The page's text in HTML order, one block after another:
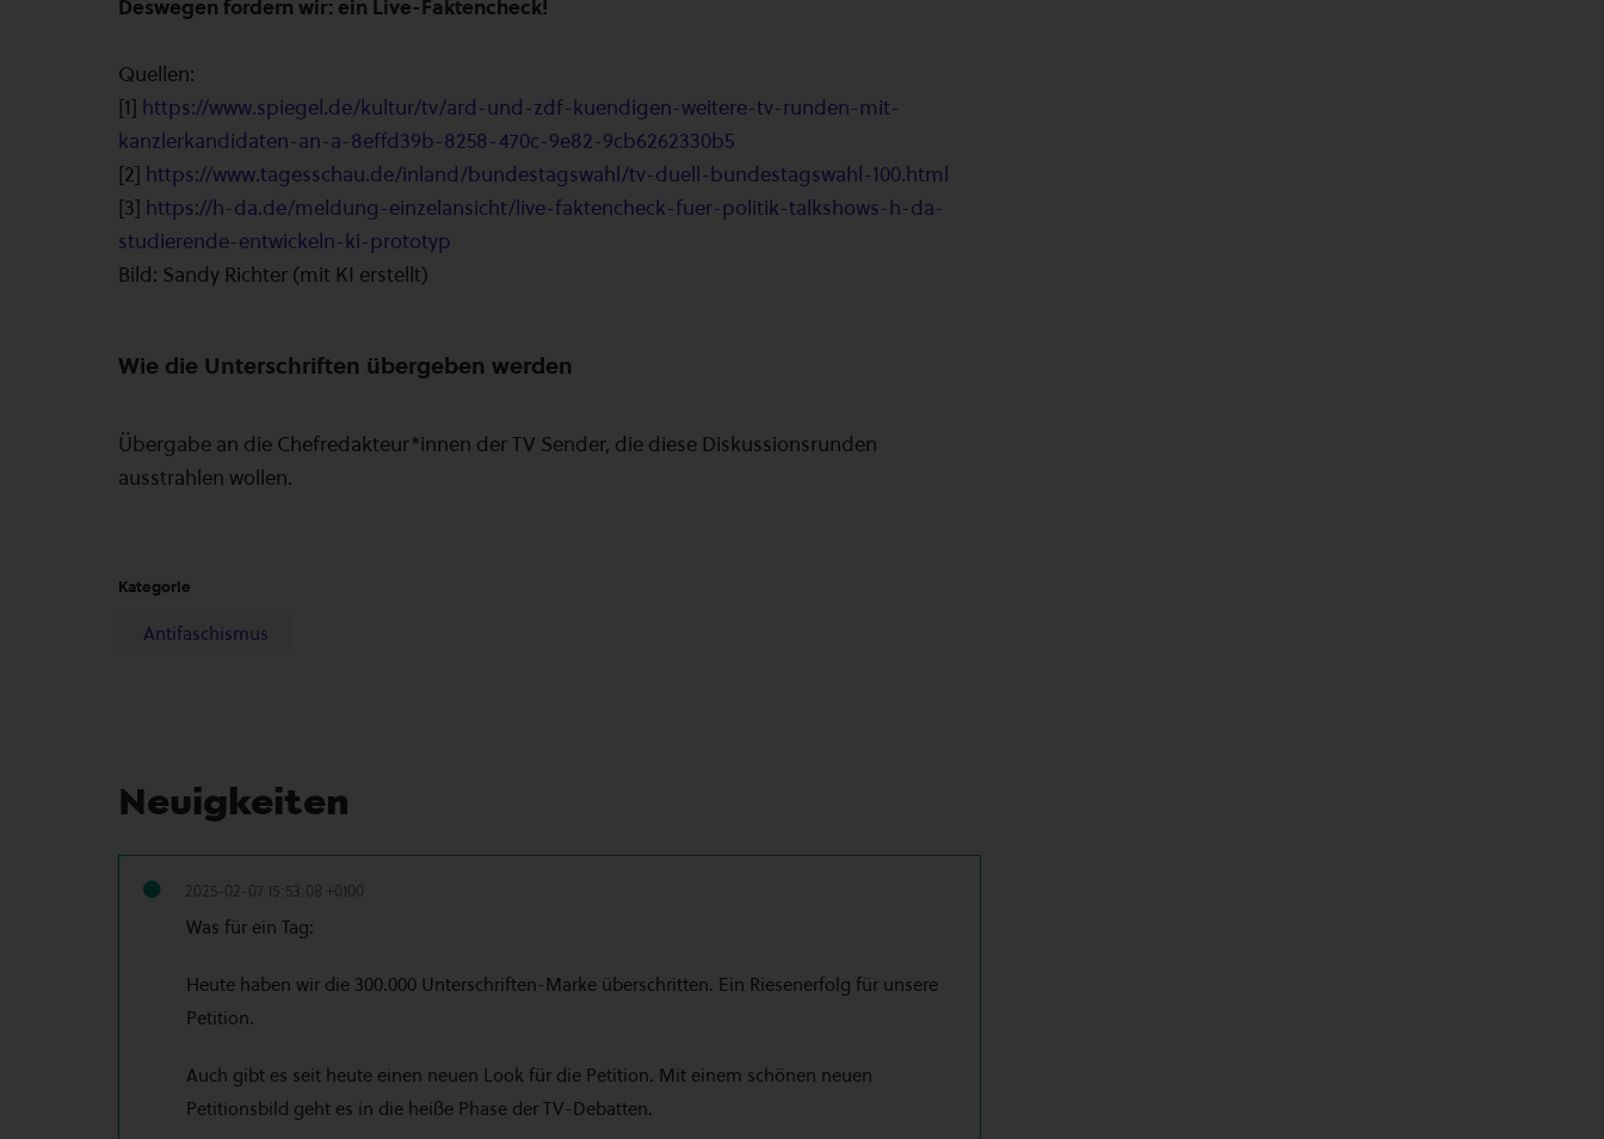
Deswegen fordern wir: ein Live-Faktencheck!
Quellen:
[1] https://www.spiegel.de/kultur/tv/ard-und-zdf-kuendigen-weitere-tv-runden-mit-
kanzlerkandidaten-an-a-8effd39b-8258-470c-9e82-9cb6262330b5
[2] https://www.tagesschau.de/inland/bundestagswahl/tv-duell-bundestagswahl-100.html
[3] https://h-da.de/meldung-einzelansicht/live-faktencheck-fuer-politik-talkshows-h-da-
studierende-entwickeln-ki-prototyp
Bild: Sandy Richter (mit KI erstellt)
Wie die Unterschriften übergeben werden
Übergabe an die Chefredakteur*innen der TV Sender, die diese Diskussionsrunden
ausstrahlen wollen.
Kategorie
Antifaschismus
Neuigkeiten
2025-02-07 15:53:08 +0100
Was für ein Tag:
Heute haben wir die 300.000 Unterschriften-Marke überschritten. Ein Riesenerfolg für unsere
Petition.
Auch gibt es seit heute einen neuen Look für die Petition. Mit einem schönen neuen
Petitionsbild geht es in die heiße Phase der TV-Debatten.